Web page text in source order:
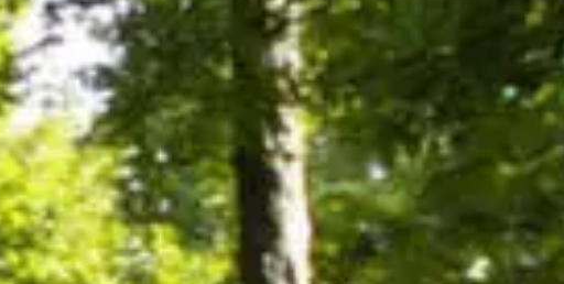
Art,
culture et
Boutiques